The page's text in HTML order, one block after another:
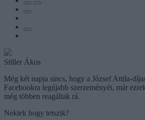
Stiller Ákos
Még két napja sincs, hogy a József Attila-
Facebookra legújabb szerzeményét, már
még többen reagáltak rá.
Nektek hogy tetszik?